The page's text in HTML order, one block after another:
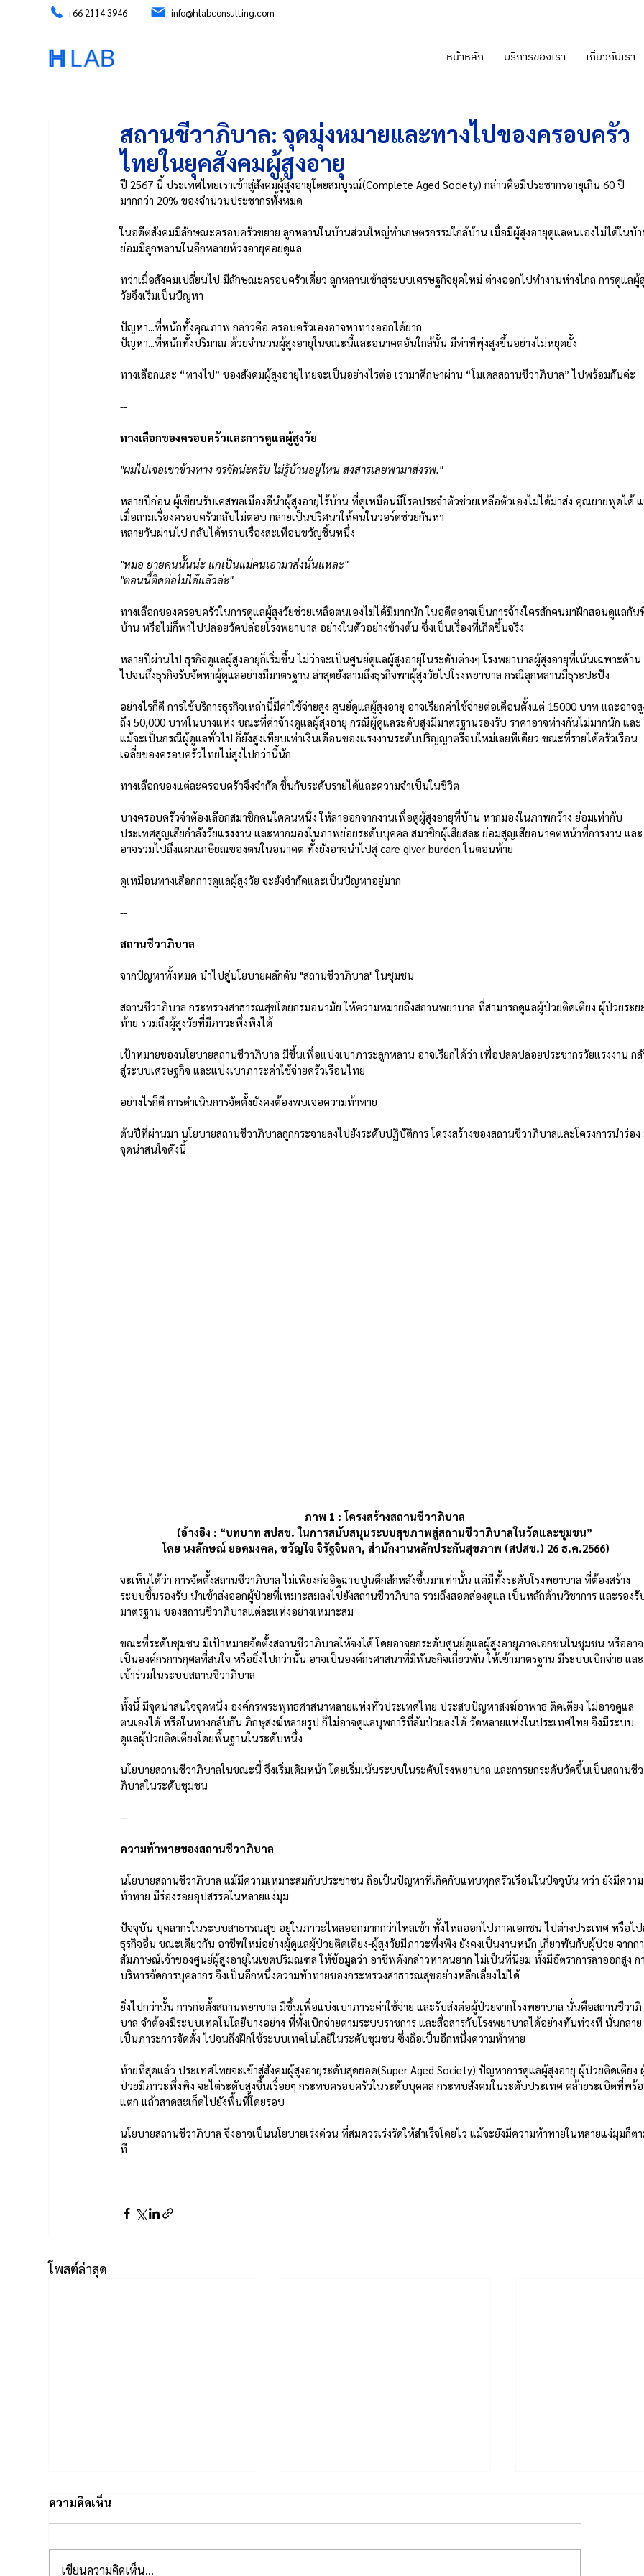
+66 2114 3946 info@hlabconsulting.com
หน้าหลัก บริการของเรา เกี่ยวกับเรา
สถานชีวาภิบาล: จุดมุ่งหมายและทางไปของครอบครัว
ไทยในยุคสังคมผู้สูงอายุ
ปี 2567 นี้ ประเทศไทยเราเข้าสู่สังคมผู้สูงอายุโดยสมบูรณ์(Complete Aged Society) กล่าวคือมีประชากรอายุเกิน 60 ปี
มากกว่า 20% ของจำนวนประชากรทั้งหมด
ในอดีตสังคมมีลักษณะครอบครัวขยาย ลูกหลานในบ้านส่วนใหญ่ทำเกษตรกรรมใกล้บ้าน เมื่อมีผู้สูงอายุดูแลตนเองไม่ได้ในบ้
ย่อมมีลูกหลานในอีกหลายห้วงอายุคอยดูแล
ทว่าเมื่อสังคมเปลี่ยนไป มีลักษณะครอบครัวเดี่ยว ลูกหลานเข้าสู่ระบบเศรษฐกิจยุคใหม่ ต่างออกไปทำงานห่างไกล การดูแลผู้
วัยจึงเริ่มเป็นปัญหา
ปัญหา...ที่หนักทั้งคุณภาพ กล่าวคือ ครอบครัวเองอาจหาทางออกได้ยาก
ปัญหา...ที่หนักทั้งปริมาณ ด้วยจำนวนผู้สูงอายุในขณะนี้และอนาคตอันใกล้นั้น มีท่าทีพุ่งสูงขึ้นอย่างไม่หยุดยั้ง
ทางเลือกและ “ทางไป” ของสังคมผู้สูงอายุไทยจะเป็นอย่างไรต่อ เรามาศึกษาผ่าน “โมเดลสถานชีวาภิบาล” ไปพร้อมกันค่ะ
--
ทางเลือกของครอบครัวและการดูแลผู้สูงวัย
"ผมไปเจอเขาข้างทาง จรจัดน่ะครับ ไม่รู้บ้านอยู่ไหน สงสารเลยพามาส่งรพ."
หลายปีก่อน ผู้เขียนรับเคสพลเมืองดีนำผู้สูงอายุไร้บ้าน ที่ดูเหมือนมีโรคประจำตัวช่วยเหลือตัวเองไม่ได้มาส่ง คุณยายพูดได้
เมื่อถามเรื่องครอบครัวกลับไม่ตอบ กลายเป็นปริศนาให้คนในวอร์ดช่วยกันหา
หลายวันผ่านไป กลับได้ทราบเรื่องสะเทือนขวัญชิ้นหนึ่ง
"หมอ ยายคนนั้นน่ะ แกเป็นแม่คนเอามาส่งนั่นแหละ"
"ตอนนี้ติดต่อไม่ได้แล้วล่ะ"
ทางเลือกของครอบครัวในการดูแลผู้สูงวัยช่วยเหลือตนเองไม่ได้มีมากนัก ในอดีตอาจเป็นการจ้างใครสักคนมาฝึกสอนดูแลกัน
บ้าน หรือไม่ก็พาไปปล่อยวัดปล่อยโรงพยาบาล อย่างในตัวอย่างข้างต้น ซึ่งเป็นเรื่องที่เกิดขึ้นจริง
หลายปีผ่านไป ธุรกิจดูแลผู้สูงอายุก็เริ่มขึ้น ไม่ว่าจะเป็นศูนย์ดูแลผู้สูงอายุในระดับต่างๆ โรงพยาบาลผู้สูงอายุที่เน้นเฉพาะด้าน
ไปจนถึงธุรกิจรับจัดหาผู้ดูแลอย่างมีมาตรฐาน ล่าสุดยังลามถึงธุรกิจพาผู้สูงวัยไปโรงพยาบาล กรณีลูกหลานมีธุระปะปัง
อย่างไรก็ดี การใช้บริการธุรกิจเหล่านี้มีค่าใช้จ่ายสูง ศูนย์ดูแลผู้สูงอายุ อาจเรียกค่าใช้จ่ายต่อเดือนตั้งแต่ 15000 บาท และอาจ
ถึง 50,000 บาทในบางแห่ง ขณะที่ค่าจ้างดูแลผู้สุงอายุ กรณีผู้ดูแลระดับสูงมีมาตรฐานรองรับ ราคาอาจห่างกันไม่มากนัก และ
แม้จะเป็นกรณีผู้ดูแลทั่วไป ก็ยังสูงเทียบเท่าเงินเดือนของแรงงานระดับปริญญาตรีจบใหม่เลยทีเดียว ขณะที่รายได้ครัวเรือน
เฉลี่ยของครอบครัวไทยไม่สูงไปกว่านี้นัก
ทางเลือกของแต่ละครอบครัวจึงจำกัด ขึ้นกับระดับรายได้และความจำเป็นในชีวิต
บางครอบครัวจำต้องเลือกสมาชิกคนใดคนหนึ่ง ให้ลาออกจากงานเพื่อดูผู้สูงอายุที่บ้าน หากมองในภาพกว้าง ย่อมเท่ากับ
ประเทศสูญเสียกำลังวัยแรงงาน และหากมองในภาพย่อยระดับบุคคล สมาชิกผู้เสียสละ ย่อมสูญเสียอนาคตหน้าที่การงาน และ
อาจรวมไปถึงแผนเกษียณของตนในอนาคต ทั้งยังอาจนำไปสู่ care giver burden ในตอนท้าย
ดูเหมือนทางเลือกการดูแลผู้สูงวัย จะยังจำกัดและเป็นปัญหาอยู่มาก
--
สถานชีวาภิบาล
จากปัญหาทั้งหมด นำไปสู่นโยบายผลักดัน "สถานชีวาภิบาล" ในชุมชน
สถานชีวาภิบาล กระทรวงสาธารณสุขโดยกรมอนามัย ให้ความหมายถึงสถานพยาบาล ที่สามารถดูแลผู้ป่วยติดเตียง ผู้ป่วยระย
ท้าย รวมถึงผู้สูงวัยที่มีภาวะพึ่งพิงได้
เป้าหมายของนโยบายสถานชีวาภิบาล มีขึ้นเพื่อแบ่งเบาภาระลูกหลาน อาจเรียกได้ว่า เพื่อปลดปล่อยประชากรวัยแรงงาน ก
สู่ระบบเศรษฐกิจ และแบ่งเบาภาระค่าใช้จ่ายครัวเรือนไทย
อย่างไรก็ดี การดำเนินการจัดตั้งยังคงต้องพบเจอความท้าทาย
ต้นปีที่ผ่านมา นโยบายสถานชีวาภิบาลถูกกระจายลงไปยังระดับปฏิบัติการ โครงสร้างของสถานชีวาภิบาลและโครงการนำร่อง
จุดน่าสนใจดังนี้
ภาพ 1 : โครงสร้างสถานชีวาภิบาล
(อ้างอิง : “บทบาท สปสช. ในการสนับสนุนระบบสุขภาพสู่สถานชีวาภิบาลในวัดและชุมชน”
โดย นงลักษณ์ ยอดมงคล, ขวัญใจ จิรัฐจินดา, สำนักงานหลักประกันสุขภาพ (สปสช.) 26 ธ.ค.2566)
จะเห็นได้ว่า การจัดตั้งสถานชีวาภิบาล ไม่เพียงก่ออิฐฉาบปูนตึกสักหลังขึ้นมาเท่านั้น แต่มีทั้งระดับโรงพยาบาล ที่ต้องสร้าง
ระบบขึ้นรองรับ นำเข้าส่งออกผู้ป่วยที่เหมาะสมลงไปยังสถานชีวาภิบาล รวมถึงสอดส่องดูแล เป็นหลักด้านวิชาการ และรองรั
มาตรฐาน ของสถานชีวาภิบาลแต่ละแห่งอย่างเหมาะสม
ขณะที่ระดับชุมชน มีเป้าหมายจัดตั้งสถานชีวาภิบาลให้จงได้ โดยอาจยกระดับศูนย์ดูแลผู้สูงอายุภาคเอกชนในชุมชน หรืออาจ
เป็นองค์กรการกุศลที่สนใจ หรือยิ่งไปกว่านั้น อาจเป็นองค์กรศาสนาที่มีพันธกิจเกี่ยวพัน ให้เข้ามาตรฐาน มีระบบเบิกจ่าย และ
เข้าร่วมในระบบสถานชีวาภิบาล
ทั้งนี้ มีจุดน่าสนใจจุดหนึ่ง องค์กรพระพุทธศาสนาหลายแห่งทั่วประเทศไทย ประสบปัญหาสงฆ์อาพาธ ติดเตียง ไม่อาจดูแล
ตนเองได้ หรือในทางกลับกัน ภิกษุสงฆ์หลายรูป ก็ไม่อาจดูแลบุพการีที่ล้มป่วยลงได้ วัดหลายแห่งในประเทศไทย จึงมีระบบ
ดูแลผู้ป่วยติดเตียงโดยพื้นฐานในระดับหนึ่ง
นโยบายสถานชีวาภิบาลในขณะนี้ จึงเริ่มเดิมหน้า โดยเริ่มเน้นระบบในระดับโรงพยาบาล และการยกระดับวัดขึ้นเป็นสถานชี
ภิบาลในระดับชุมชน
--
ความท้าทายของสถานชีวาภิบาล
นโยบายสถานชีวาภิบาล แม้มีความเหมาะสมกับประชาชน ถือเป็นปัญหาที่เกิดกับแทบทุกครัวเรือนในปัจจุบัน ทว่า ยังมีความ
ท้าทาย มีร่องรอยอุปสรรคในหลายแง่มุม
ปัจจุบัน บุคลากรในระบบสาธารณสุข อยู่ในภาวะไหลออกมากกว่าไหลเข้า ทั้งไหลออกไปภาคเอกชน ไปต่างประเทศ หรือไ
ธุรกิจอื่น ขณะเดียวกัน อาชีพใหม่อย่างผู้ดูแลผู้ป่วยติดเตียง-ผู้สูงวัยมีภาวะพึ่งพิง ยังคงเป็นงานหนัก เกี่ยวพันกับผู้ป่วย จากก
สัมภาษณ์เจ้าของศูนย์ผู้สูงอายุในเขตปริมณฑล ให้ข้อมูลว่า อาชีพดังกล่าวหาคนยาก ไม่เป็นที่นิยม ทั้งมีอัตราการลาออกสูง ก
บริหารจัดการบุคลากร จึงเป็นอีกหนึ่งความท้าทายของกระทรวงสาธารณสุขอย่างหลีกเลี่ยงไม่ได้
ยิ่งไปกว่านั้น การก่อตั้งสถานพยาบาล มีขึ้นเพื่อแบ่งเบาภาระค่าใช้จ่าย และรับส่งต่อผู้ป่วยจากโรงพยาบาล นั่นคือสถานชีวาภิ
บาล จำต้องมีระบบเทคโนโลยีบางอย่าง ที่ทั้งเบิกจ่ายตามระบบราชการ และสื่อสารกับโรงพยาบาลได้อย่างทันท่วงที นั่นกลาย
เป็นภาระการจัดตั้ง ไปจนถึงฝึกใช้ระบบเทคโนโลยีในระดับชุมชน ซึ่งถือเป็นอีกหนึ่งความท้าทาย
ท้ายที่สุดแล้ว ประเทศไทยจะเข้าสู่สังคมผู้สูงอายุระดับสุดยอด(Super Aged Society) ปัญหาการดูแลผู้สูงอายุ ผู้ป่วยติดเตียง
ป่วยมีภาวะพึ่งพิง จะไต่ระดับสูงขึ้นเรื่อยๆ กระทบครอบครัวในระดับบุคคล กระทบสังคมในระดับประเทศ คล้ายระเบิดที่พร้
แตก แล้วสาดสะเก็ดไปยังพื้นที่โดยรอบ
นโยบายสถานชีวาภิบาล จึงอาจเป็นนโยบายเร่งด่วน ที่สมควรเร่งรัดให้สำเร็จโดยไว แม้จะยังมีความท้าทายในหลายแง่มุมก็ต
ที
โพสต์ล่าสุด
ความคิดเห็น
เขียนความคิดเห็น…